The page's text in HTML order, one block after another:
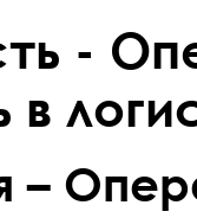
-
в
–